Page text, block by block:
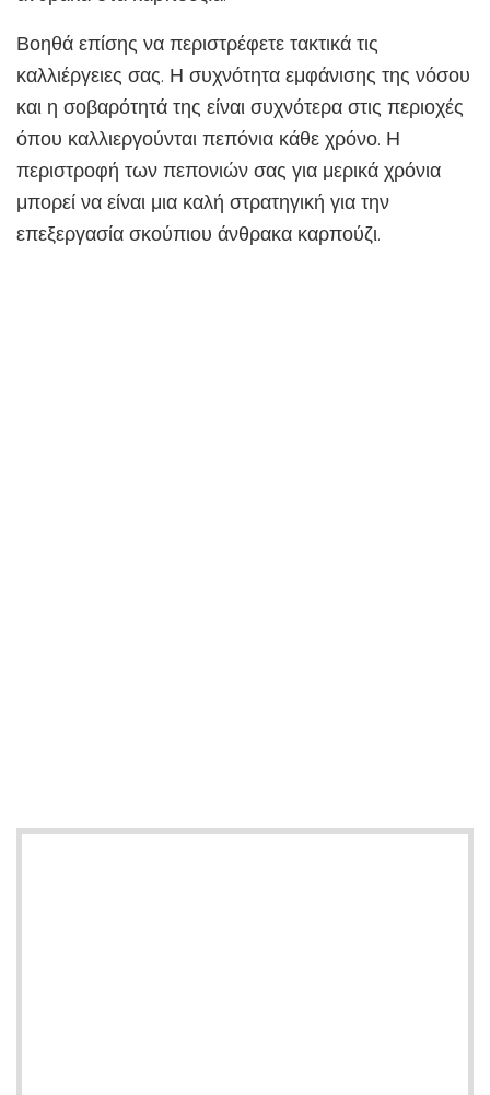
Βοηθά επίσης να περιστρέφετε τακτικά τις
καλλιέργειες σας. Η συχνότητα εμφάνισης της νόσου
και η σοβαρότητά της είναι συχνότερα στις περιοχές
όπου καλλιεργούνται πεπόνια κάθε χρόνο. Η
περιστροφή των πεπονιών σας για μερικά χρόνια
μπορεί να είναι μια καλή στρατηγική για την
επεξεργασία σκούπιου άνθρακα καρπούζι.